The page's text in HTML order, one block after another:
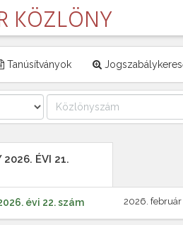
KÖZLÖNY
Tanúsítványok
2026. ÉVI 21.
évi 22. szám 2026. február